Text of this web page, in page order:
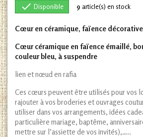
 Disponible 9 article(s) en stock
Cœur en céramique, faïence
Cœur céramique en faïence émaillé,
couleur bleu, à suspendre
lien et nœud en rafia
Ces cœurs peuvent être utilisés pour vos
rajouter à vos broderies et ouvrages
utiliser dans vos arrangements, idées
particulière mariage, baptême,
mettre sur l’assiette de vos invités),…..